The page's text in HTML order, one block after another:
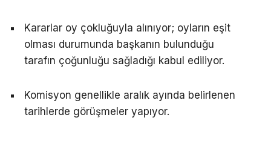
Kararlar oy çokluğuyla alınıyor; oyların eşit
olması durumunda başkanın bulunduğu
tarafın çoğunluğu sağladığı kabul ediliyor.
Komisyon genellikle aralık ayında belirlenen
tarihlerde görüşmeler yapıyor.